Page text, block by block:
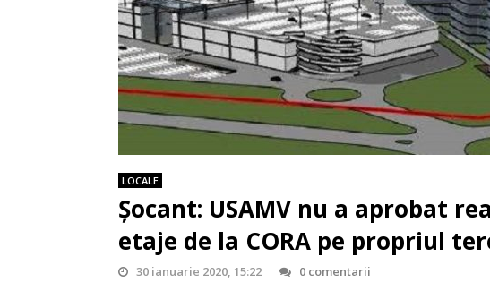
LOCALE
Șocant: USAMV nu a aprobat
etaje de la CORA pe propriul
30 ianuarie 2020, 15:22 0 comentarii